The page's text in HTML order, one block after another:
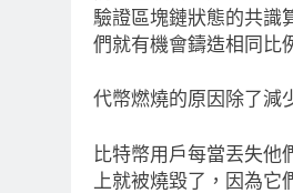
驗證區塊鏈狀態的共識
們就有機會鑄造相同比
代幣燃燒的原因除了減
比特幣用戶每當丟失他
上就被燒毀了，因為
上市後首份季報：營收78億